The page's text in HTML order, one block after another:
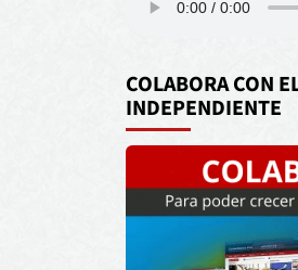
COLABORA CON
INDEPENDIENTE